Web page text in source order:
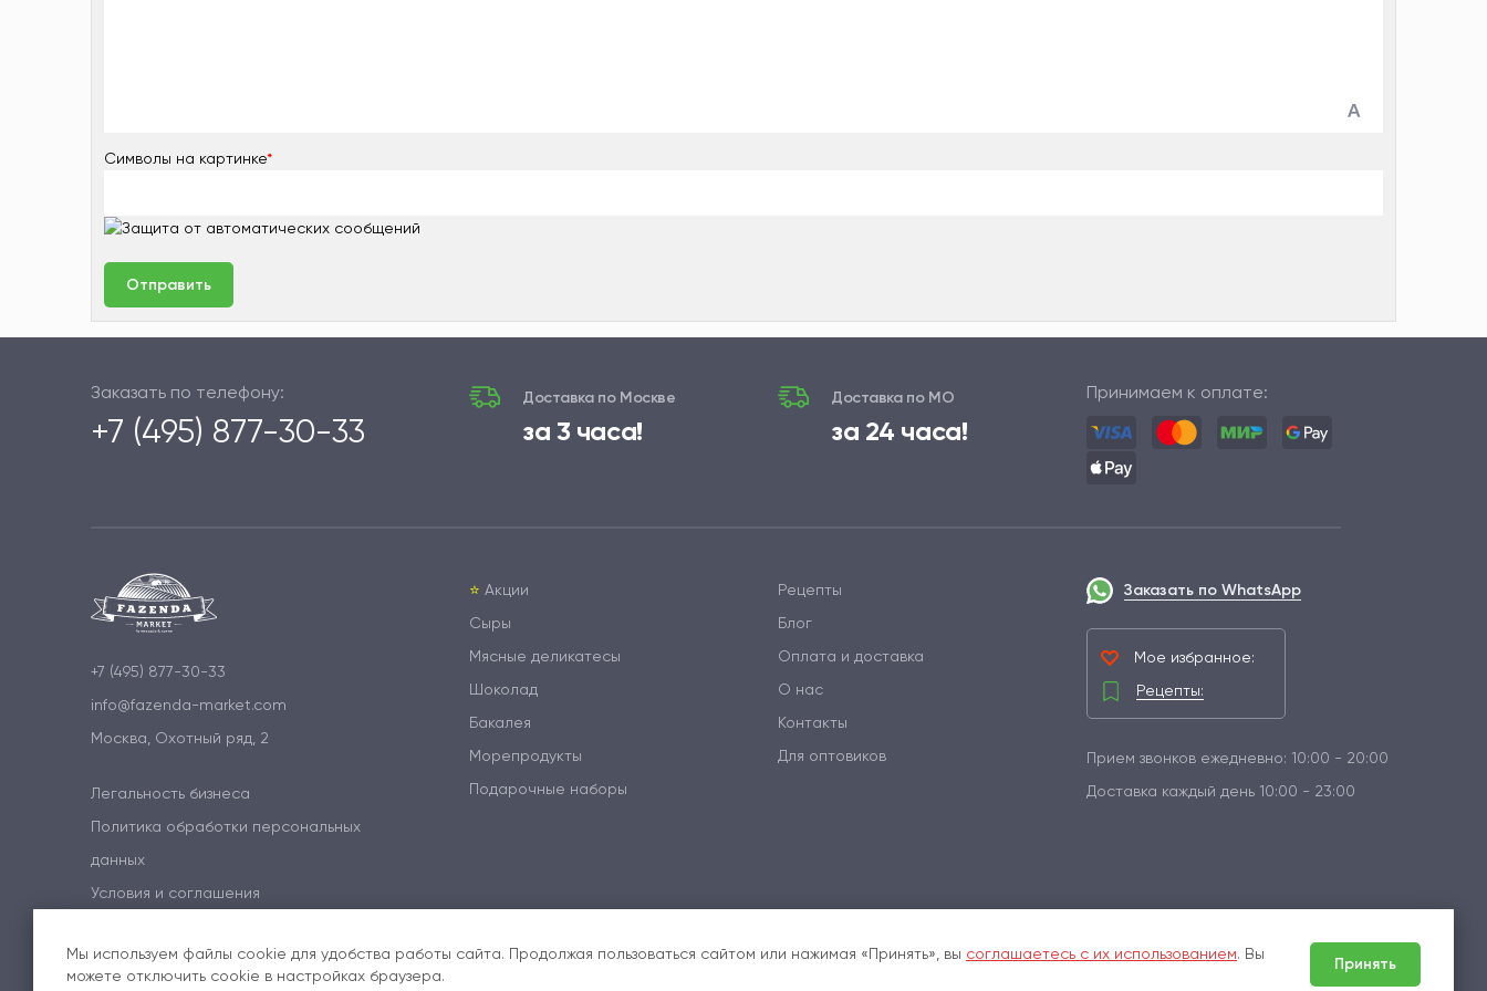
Символы на картинке*
Заказать по телефону:
+7 (495) 877-30-33
Доставка по Москве
за 3 часа!
Доставка по МО
за 24 часа!
Принимаем к оплате:
+7 (495) 877-30-33
info@fazenda-market.com
Москва, Охотный ряд, 2
Легальность бизнеса
Политика обработки персональных
данных
Условия и соглашения
⭐️ Акции
Сыры
Мясные деликатесы
Шоколад
Бакалея
Морепродукты
Подарочные наборы
Рецепты
Блог
Оплата и доставка
О нас
Контакты
Для оптовиков
Заказать по WhatsApp
Мое избранное:
Рецепты:
Прием звонков ежедневно: 10:00 - 20:00
Доставка каждый день 10:00 - 23:00
Мы используем файлы cookie для удобства работы сайта. Продолжая пользоваться сайтом или нажимая «Принять», вы соглашаетесь с их использованием. Вы
можете отключить cookie в настройках браузера.
Принять